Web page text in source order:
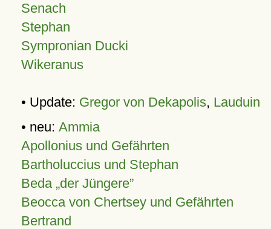
Senach
Stephan
Sympronian Ducki
Wikeranus
• Update: Gregor von Dekapolis, Lauduin
• neu: Ammia
Apollonius und Gefährten
Bartholuccius und Stephan
Beda „der Jüngere”
Beocca von Chertsey und Gefährten
Bertrand